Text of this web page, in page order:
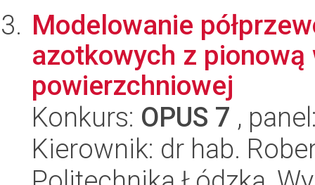
Modelowanie
azotkowych z
powierzchniowej
Konkurs: OPUS 7 ,
Kierownik: dr hab.